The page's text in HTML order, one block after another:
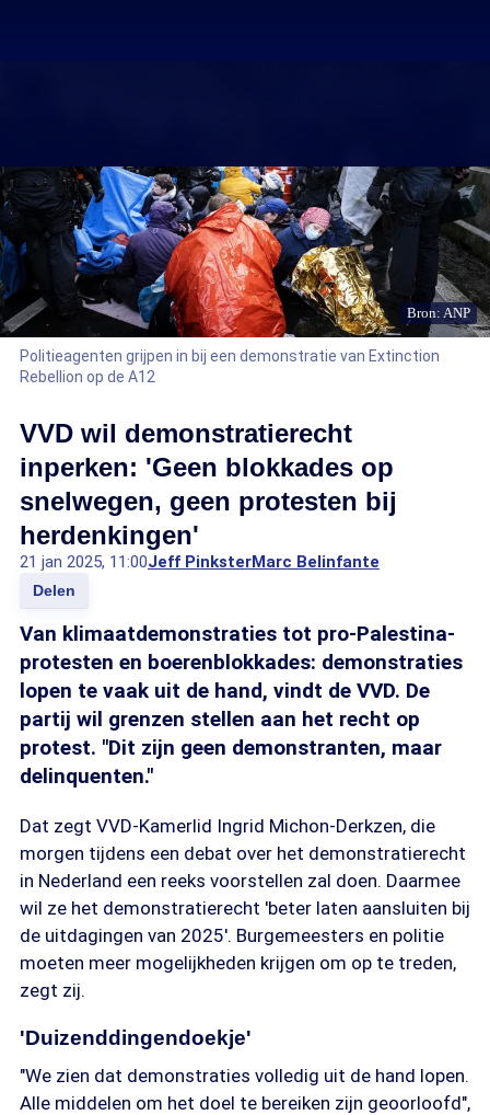
Bron: ANP
Politieagenten grijpen in bij een demonstratie van Extinction
Rebellion op de A12
VVD wil demonstratierecht
inperken: 'Geen blokkades op
snelwegen, geen protesten bij
herdenkingen'
21 jan 2025, 11:00Jeff PinksterMarc Belinfante
Delen
Van klimaatdemonstraties tot pro-Palestina-
protesten en boerenblokkades: demonstraties
lopen te vaak uit de hand, vindt de VVD. De
partij wil grenzen stellen aan het recht op
protest. "Dit zijn geen demonstranten, maar
delinquenten."
Dat zegt VVD-Kamerlid Ingrid Michon-Derkzen, die
morgen tijdens een debat over het demonstratierecht
in Nederland een reeks voorstellen zal doen. Daarmee
wil ze het demonstratierecht 'beter laten aansluiten bij
de uitdagingen van 2025'. Burgemeesters en politie
moeten meer mogelijkheden krijgen om op te treden,
zegt zij.
'Duizenddingendoekje'
"We zien dat demonstraties volledig uit de hand lopen.
Alle middelen om het doel te bereiken zijn geoorloofd",